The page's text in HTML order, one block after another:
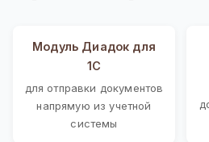
Модуль Диадок для
1С
для отправки документов
напрямую из учетной
системы